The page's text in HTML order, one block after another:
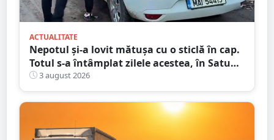
ACTUALITATE
Nepotul și-a lovit mătușa cu o sticlă în cap.
Totul s-a întâmplat zilele acestea, în Satu
Mare
3 august 2026